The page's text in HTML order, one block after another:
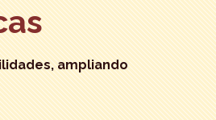
ampliando